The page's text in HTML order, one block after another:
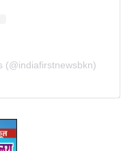
(@indiafirstnewsbkn)